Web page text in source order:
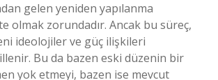
gelen yeniden yapılanma
olmak zorundadır. Ancak bu süreç,
ideolojiler ve güç ilişkileri
Bu da bazen eski düzenin bir
yok etmeyi, bazen ise mevcut